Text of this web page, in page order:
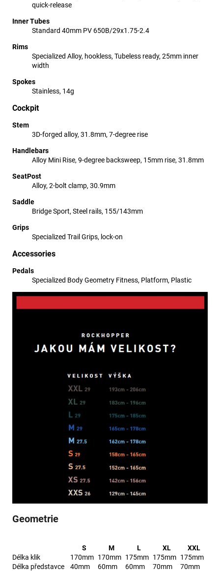
quick-release
Inner Tubes
Standard 40mm PV 650B/29x1.75-2.4
Rims
Specialized Alloy, hookless, Tubeless ready, 25mm inner
width
Spokes
Stainless, 14g
Cockpit
Stem
3D-forged alloy, 31.8mm, 7-degree rise
Handlebars
Alloy Mini Rise, 9-degree backsweep, 15mm rise, 31.8mm
SeatPost
Alloy, 2-bolt clamp, 30.9mm
Saddle
Bridge Sport, Steel rails, 155/143mm
Grips
Specialized Trail Grips, lock-on
Accessories
Pedals
Specialized Body Geometry Fitness, Platform, Plastic
Geometrie
S M L XL
XXL
Délka klik
170mm 170mm 175mm 175mm 175mm
Délka představce
40mm 60mm 60mm 70mm
70mm